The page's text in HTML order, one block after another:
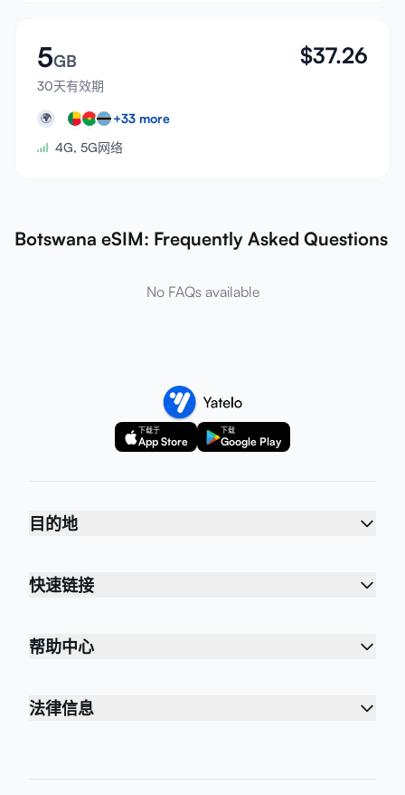
5GB
30天有效期
$37.26
🌍 +33 more
4G, 5G网络
Botswana eSIM: Frequently Asked Questions
No FAQs available
下载于
App Store
下载
Google Play
目的地
快速链接
帮助中心
法律信息